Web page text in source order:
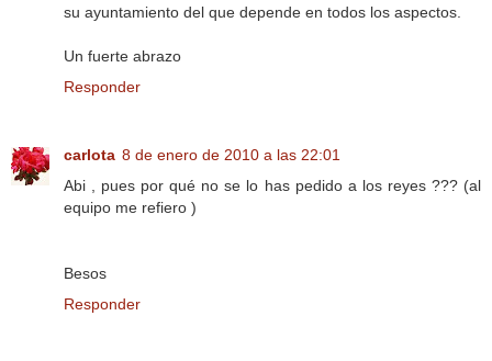
su ayuntamiento del que depende en todos los aspectos.
Un fuerte abrazo
Responder
carlota 8 de enero de 2010 a las 22:01
Abi , pues por qué no se lo has pedido a los reyes ??? (al
equipo me refiero )
Besos
Responder